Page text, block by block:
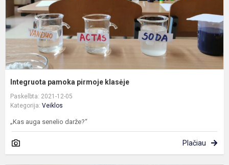
Integruota pamoka pirmoje klasėje
Paskelbta: 2021-12-05
Kategorija: Veiklos
„Kas auga senelio darže?“
Plačiau